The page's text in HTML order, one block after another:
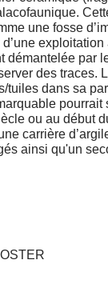
une fosse
exploitation
démantelée par
des traces.
tuiles dans sa
pourrait
ou au début
carrière
ainsi qu'un